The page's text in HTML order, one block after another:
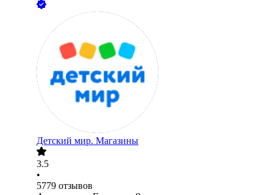
Детский мир. Магазины
3.5
•
5779 отзывов